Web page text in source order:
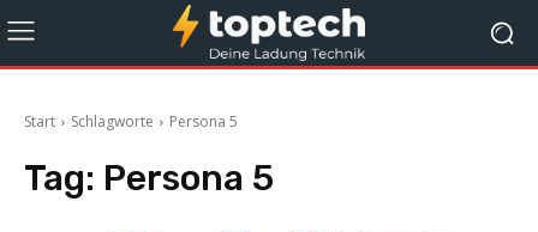
Start Schlagworte Persona 5
Tag: Persona 5